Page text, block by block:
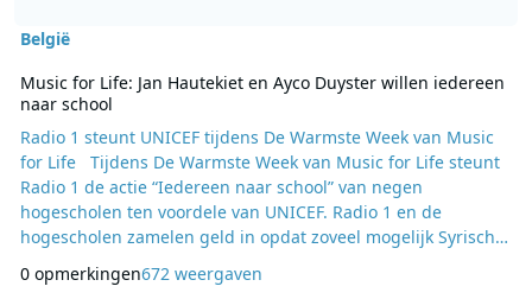
België
Music for Life: Jan Hautekiet en Ayco Duyster willen iedereen
naar school
Radio 1 steunt UNICEF tijdens De Warmste Week van Music
for Life Tijdens De Warmste Week van Music for Life steunt
Radio 1 de actie “Iedereen naar school” van negen
hogescholen ten voordele van UNICEF. Radio 1 en de
hogescholen zamelen geld in opdat zoveel mogelijk Syrische
kinderen in de Jordaanse vluchtelingenkampen onderwijs
zouden krijgen. Negen hogescholen zamelen elk op hun
0 opmerkingen672 weergaven